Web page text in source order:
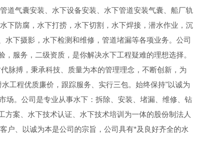
道气囊安装、水下设备安装、水下管道安装气囊、船厂轨
下防腐，水下打捞，水下切割，水下焊接，潜水作业，沉
下摄影，水下检测和维修，管道堵漏等各项业务。公司
服务，二级资质，是你解决水下工程疑难的理想选择。
脉搏，秉承科技、质量为本的管理理念，不断创新，为
工程优质廉价，跟踪服务、实行三包。始终保持"以诚为
场。公司是专业从事水下：拆除、安装、堵漏、维修、钻
案、水下技术认证、水下技术培训为一体的股份制法人
户、以诚为本是公司的宗旨，公司具有*及良好齐全的水